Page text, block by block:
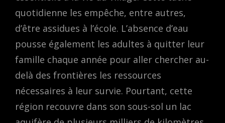
quotidienne les empêche, entre autres,
d’être assidues à l’école. L’absence d’eau
pousse également les adultes à quitter leur
famille chaque année pour aller chercher au-
delà des frontières les ressources
nécessaires à leur survie. Pourtant, cette
région recouvre dans son sous-sol un lac